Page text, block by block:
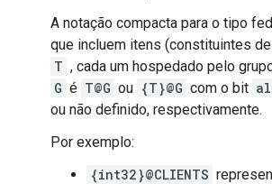
A notação compacta para o tipo
que incluem itens (constituintes
T , cada um hospedado pelo
G é T@G ou {T}@G com o bit
ou não definido, respectivamente.
Por exemplo:
{int32}@CLIENTS